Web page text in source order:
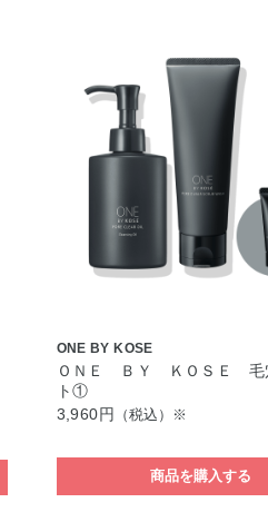
ONE BY KOSE
ＯＮＥ ＢＹ ＫＯＳＥ 毛
ト①
3,960円
（税込）※
商品を購入する